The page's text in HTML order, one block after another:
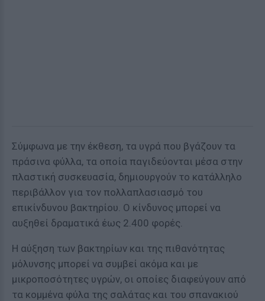
Σύμφωνα με την έκθεση, τα υγρά που βγάζουν τα
πράσινα φύλλα, τα οποία παγιδεύονται μέσα στην
πλαστική συσκευασία, δημιουργούν το κατάλληλο
περιβάλλον για τον πολλαπλασιασμό του
επικίνδυνου βακτηρίου. Ο κίνδυνος μπορεί να
αυξηθεί δραματικά έως 2.400 φορές.
Η αύξηση των βακτηρίων και της πιθανότητας
μόλυνσης μπορεί να συμβεί ακόμα και με
μικροποσότητες υγρών, οι οποίες διαφεύγουν από
τα κομμένα φύλα της σαλάτας και του σπανακιού